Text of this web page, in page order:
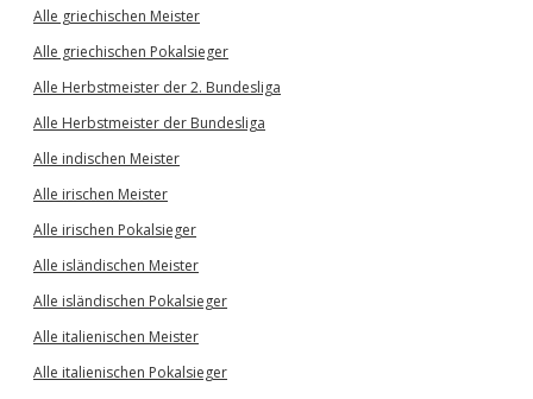
Alle griechischen Meister
Alle griechischen Pokalsieger
Alle Herbstmeister der 2. Bundesliga
Alle Herbstmeister der Bundesliga
Alle indischen Meister
Alle irischen Meister
Alle irischen Pokalsieger
Alle isländischen Meister
Alle isländischen Pokalsieger
Alle italienischen Meister
Alle italienischen Pokalsieger